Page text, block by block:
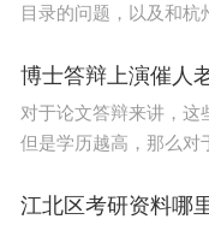
目录的问题，以及和杭
为大家分享，希望可以
对于论文答辩来讲，这
但是学历越高，那么对
他们眼里就是小儿科一
江北区考研资料哪